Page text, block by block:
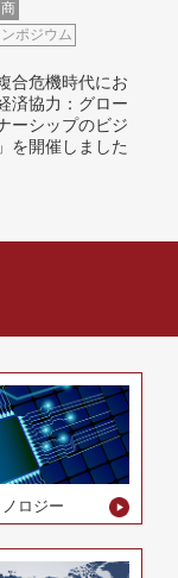
ポジウム
合危機時代にお
済協力：グロー
ーシップのビジ
を開催しました
ロジー